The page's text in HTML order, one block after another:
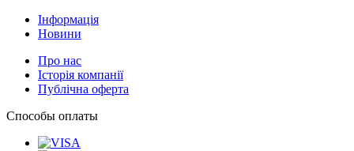
Інформація
Новини
Про нас
Історія компанії
Публічна оферта
Способы оплаты